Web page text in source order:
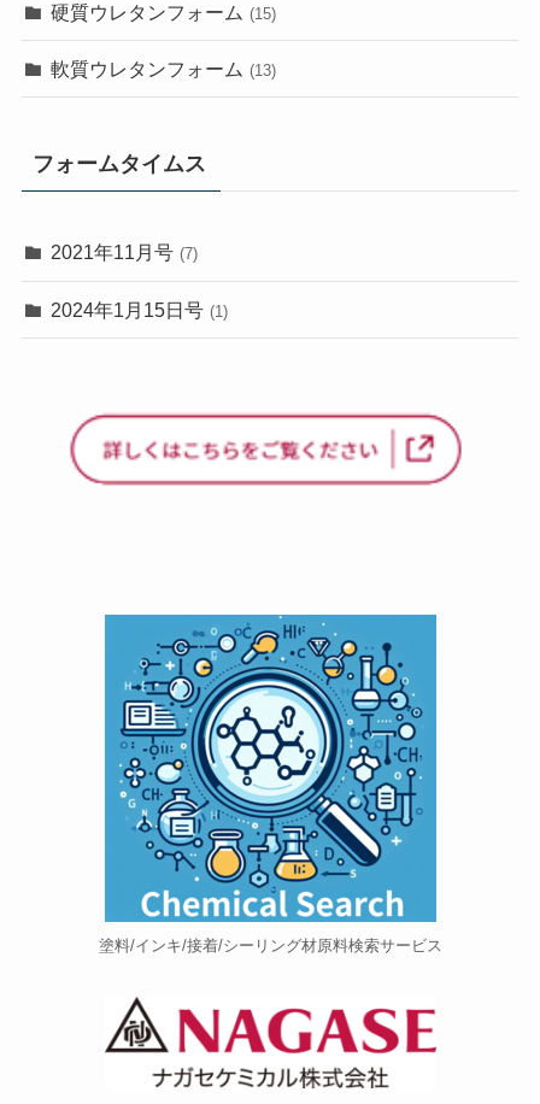
硬質ウレタンフォーム (15)
軟質ウレタンフォーム (13)
フォームタイムス
2021年11月号 (7)
2024年1月15日号 (1)
塗料/インキ/接着/シーリング材原料検索サービス